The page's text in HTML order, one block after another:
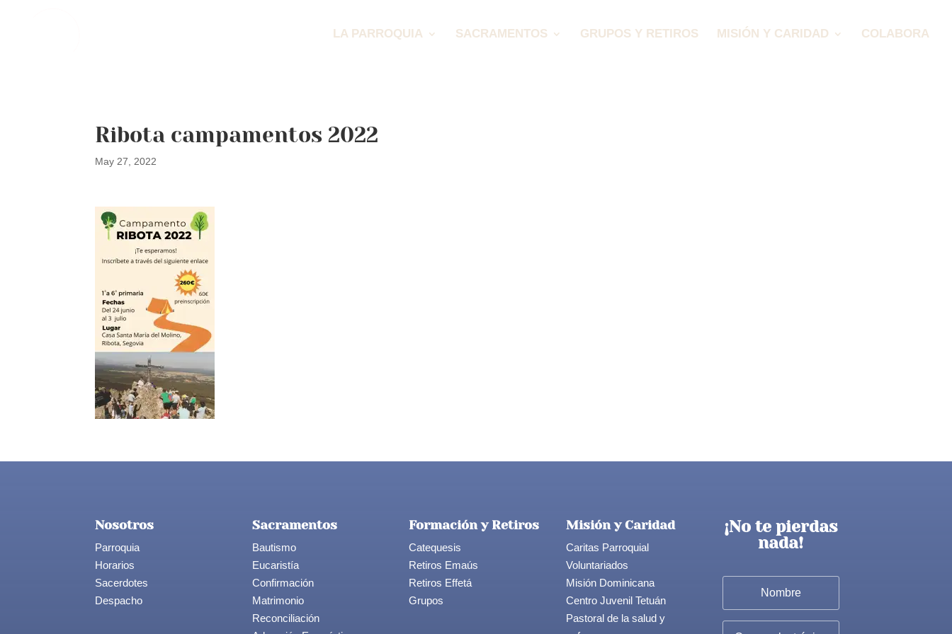
LA PARROQUIA SACRAMENTOS GRUPOS Y RETIROS MISIÓN Y CARIDAD COLABORA
Ribota campamentos 2022
May 27, 2022
Nosotros
Parroquia
Horarios
Sacerdotes
Despacho
Sacramentos
Bautismo
Eucaristía
Confirmación
Matrimonio
Reconciliación
Formación y Retiros
Catequesis
Retiros Emaús
Retiros Effetá
Grupos
Misión y Caridad
Caritas Parroquial
Voluntariados
Misión Dominicana
Centro Juvenil Tetuán
Pastoral de la salud y
¡No te pierdas
nada!